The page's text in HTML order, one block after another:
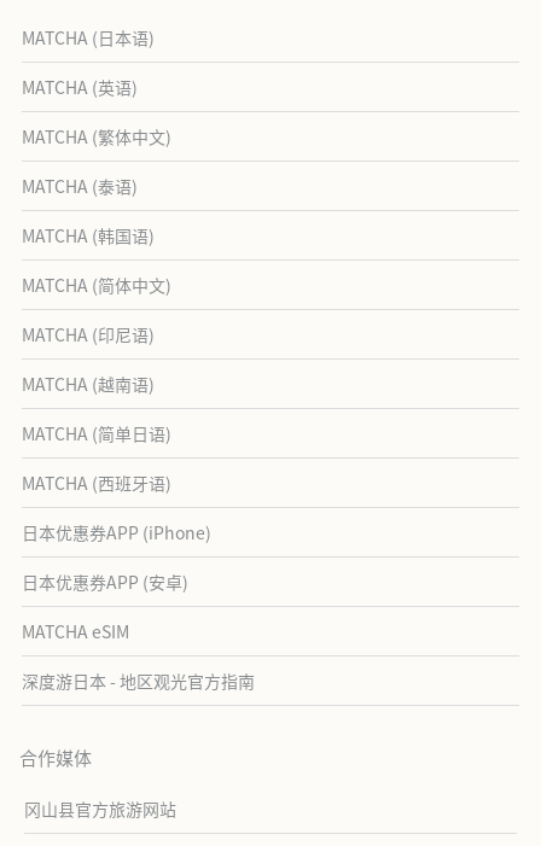
MATCHA (日本语)
MATCHA (英语)
MATCHA (繁体中文)
MATCHA (泰语)
MATCHA (韩国语)
MATCHA (简体中文)
MATCHA (印尼语)
MATCHA (越南语)
MATCHA (简单日语)
MATCHA (西班牙语)
日本优惠券APP (iPhone)
日本优惠券APP (安卓)
MATCHA eSIM
深度游日本 - 地区观光官方指南
合作媒体
冈山县官方旅游网站